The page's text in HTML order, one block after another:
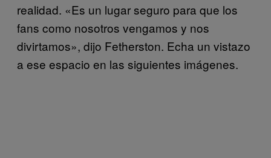
realidad. «Es un lugar seguro para que los
fans como nosotros vengamos y nos
divirtamos», dijo Fetherston. Echa un vistazo
a ese espacio en las siguientes imágenes.